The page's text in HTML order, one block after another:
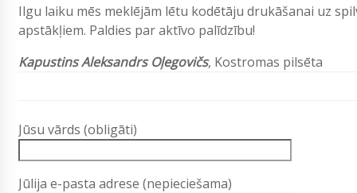
Ilgu laiku mēs meklējām lētu kodētāju drukāšanai uz
apstākļiem. Paldies par aktīvo palīdzību!
Kapustins Aleksandrs Oļegovičs, Kostromas pilsēta
Jūsu vārds (obligāti)
Jūlija e-pasta adrese (nepieciešama)